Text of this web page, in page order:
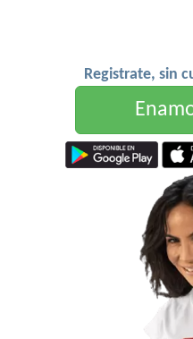
Registrate, sin